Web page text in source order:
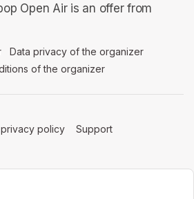
Open Air is an offer from
(opens in a new tab)
Data privacy of the organizer
of the organizer
in a new tab)
policy (opens in a new tab)
Support